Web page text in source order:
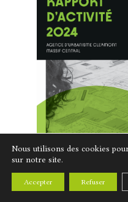
Nous utilisons des cookies
sur notre site.
Accepter Refuser